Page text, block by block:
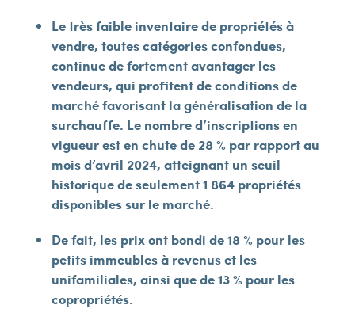
Le très faible inventaire de propriétés à
vendre, toutes catégories confondues,
continue de fortement avantager les
vendeurs, qui profitent de conditions de
marché favorisant la généralisation de la
surchauffe. Le nombre d’inscriptions en
vigueur est en chute de 28 % par rapport au
mois d’avril 2024, atteignant un seuil
historique de seulement 1 864 propriétés
disponibles sur le marché.
De fait, les prix ont bondi de 18 % pour les
petits immeubles à revenus et les
unifamiliales, ainsi que de 13 % pour les
copropriétés.